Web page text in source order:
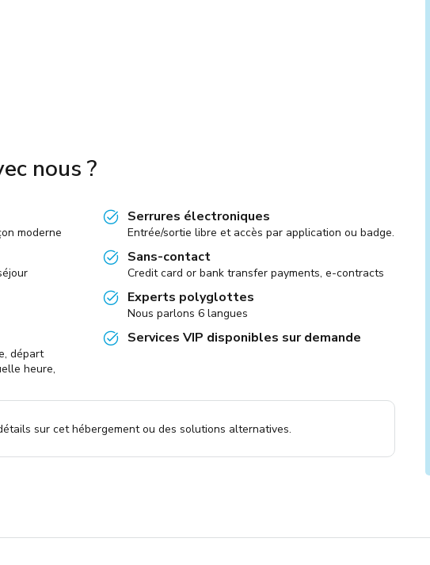
nous ?
moderne
Serrures électroniques
Entrée/sortie libre et accès par application ou badge.
Sans-contact
Credit card or bank transfer payments, e-contracts
Experts polyglottes
Nous parlons 6 langues
départ
heure,
Services VIP disponibles sur demande
sur cet hébergement ou des solutions alternatives.